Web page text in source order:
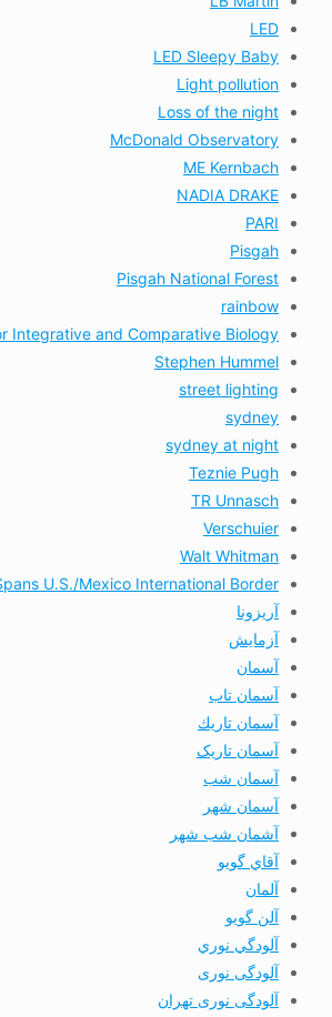
LED
LED Sleepy Baby
Light pollution
Loss of the night
McDonald Observatory
ME Kernbach
NADIA DRAKE
PARI
Pisgah
Pisgah National Forest
rainbow
Integrative and Comparative Biology
Stephen Hummel
street lighting
sydney
sydney at night
Teznie Pugh
TR Unnasch
Verschuier
Walt Whitman
U.S./Mexico International Border
آریزونا
آزمایش
آسمان
آسمان تاب
آسمان تاريك
آسمان تاریک
آسمان شب
آسمان شهر
آشمان شب شهر
آقاي گويو
آلمان
آلن گويو
آلودگي نوري
آلودگی نوری
آلودگی نوری تهران